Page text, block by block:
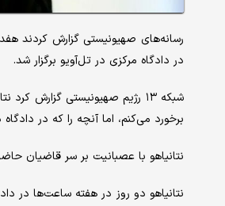
رسانه‌های صهیونیستی گزارش کردند
در دادگاه مرکزی در تل‌آویو برگزار شد.
شبکه ۱۳ رژیم صهیونیستی
برخورد می‌کنم، اما آنچه را که در
نتانیاهو با عصبانیت بر سر قاضیان